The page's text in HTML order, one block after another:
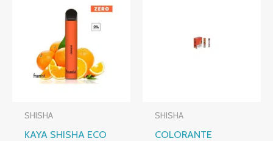
SHISHA
KAYA SHISHA ECO
SHISHA
COLORANTE